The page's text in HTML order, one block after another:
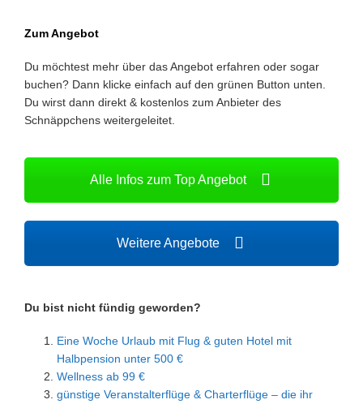
Zum Angebot
Du möchtest mehr über das Angebot erfahren oder sogar
buchen? Dann klicke einfach auf den grünen Button unten.
Du wirst dann direkt & kostenlos zum Anbieter des
Schnäppchens weitergeleitet.
Alle Infos zum Top Angebot
Weitere Angebote
Du bist nicht fündig geworden?
Eine Woche Urlaub mit Flug & guten Hotel mit
Halbpension unter 500 €
Wellness ab 99 €
günstige Veranstalterflüge & Charterflüge – die ihr